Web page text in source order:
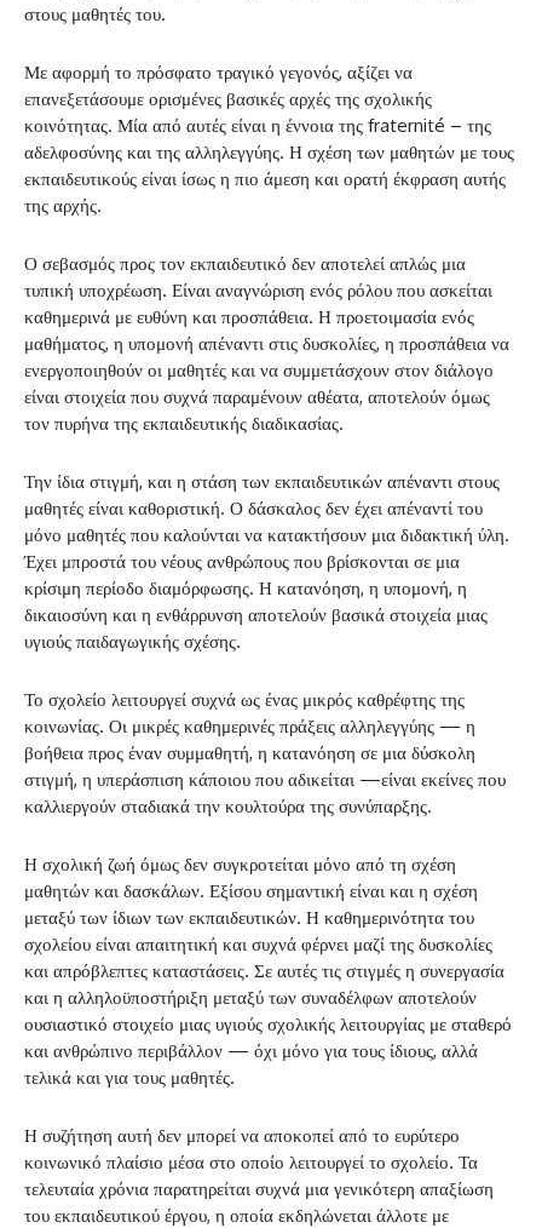
στους μαθητές του.
Με αφορμή το πρόσφατο τραγικό γεγονός, αξίζει να
επανεξετάσουμε ορισμένες βασικές αρχές της σχολικής
κοινότητας. Μία από αυτές είναι η έννοια της fraternité – της
αδελφοσύνης και της αλληλεγγύης. Η σχέση των μαθητών με τους
εκπαιδευτικούς είναι ίσως η πιο άμεση και ορατή έκφραση αυτής
της αρχής.
Ο σεβασμός προς τον εκπαιδευτικό δεν αποτελεί απλώς μια
τυπική υποχρέωση. Είναι αναγνώριση ενός ρόλου που ασκείται
καθημερινά με ευθύνη και προσπάθεια. Η προετοιμασία ενός
μαθήματος, η υπομονή απέναντι στις δυσκολίες, η προσπάθεια να
ενεργοποιηθούν οι μαθητές και να συμμετάσχουν στον διάλογο
είναι στοιχεία που συχνά παραμένουν αθέατα, αποτελούν όμως
τον πυρήνα της εκπαιδευτικής διαδικασίας.
Την ίδια στιγμή, και η στάση των εκπαιδευτικών απέναντι στους
μαθητές είναι καθοριστική. Ο δάσκαλος δεν έχει απέναντί του
μόνο μαθητές που καλούνται να κατακτήσουν μια διδακτική ύλη.
Έχει μπροστά του νέους ανθρώπους που βρίσκονται σε μια
κρίσιμη περίοδο διαμόρφωσης. Η κατανόηση, η υπομονή, η
δικαιοσύνη και η ενθάρρυνση αποτελούν βασικά στοιχεία μιας
υγιούς παιδαγωγικής σχέσης.
Το σχολείο λειτουργεί συχνά ως ένας μικρός καθρέφτης της
κοινωνίας. Οι μικρές καθημερινές πράξεις αλληλεγγύης — η
βοήθεια προς έναν συμμαθητή, η κατανόηση σε μια δύσκολη
στιγμή, η υπεράσπιση κάποιου που αδικείται —είναι εκείνες που
καλλιεργούν σταδιακά την κουλτούρα της συνύπαρξης.
Η σχολική ζωή όμως δεν συγκροτείται μόνο από τη σχέση
μαθητών και δασκάλων. Εξίσου σημαντική είναι και η σχέση
μεταξύ των ίδιων των εκπαιδευτικών. Η καθημερινότητα του
σχολείου είναι απαιτητική και συχνά φέρνει μαζί της δυσκολίες
και απρόβλεπτες καταστάσεις. Σε αυτές τις στιγμές η συνεργασία
και η αλληλοϋποστήριξη μεταξύ των συναδέλφων αποτελούν
ουσιαστικό στοιχείο μιας υγιούς σχολικής λειτουργίας με σταθερό
και ανθρώπινο περιβάλλον — όχι μόνο για τους ίδιους, αλλά
τελικά και για τους μαθητές.
Η συζήτηση αυτή δεν μπορεί να αποκοπεί από το ευρύτερο
κοινωνικό πλαίσιο μέσα στο οποίο λειτουργεί το σχολείο. Τα
τελευταία χρόνια παρατηρείται συχνά μια γενικότερη απαξίωση
του εκπαιδευτικού έργου, η οποία εκδηλώνεται άλλοτε με